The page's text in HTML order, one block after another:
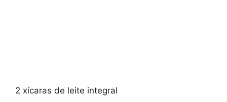
2 xícaras de leite integral